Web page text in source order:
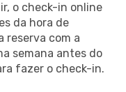
o check-in online
da hora de
reserva com a
semana antes do
fazer o check-in.